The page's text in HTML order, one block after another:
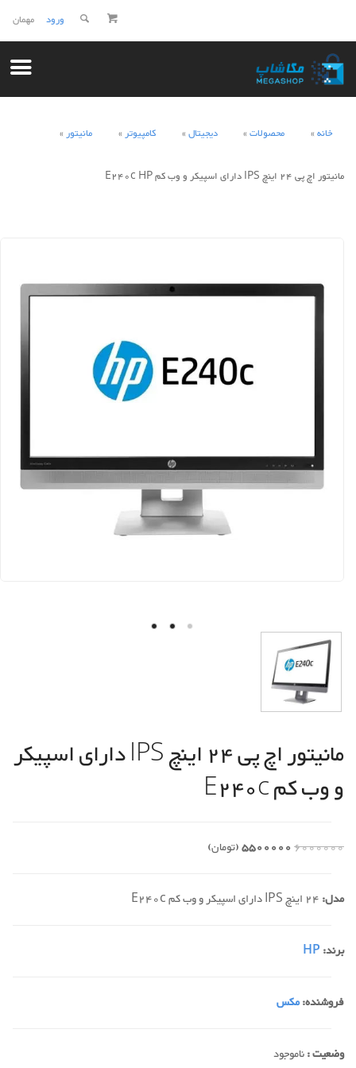
مهمان ورود
خانه محصولات دیجیتال کامپیوتر مانیتور
مانیتور اچ پی 24 اینچ IPS دارای اسپیکر و وب کم E240c HP
مانیتور اچ پی 24 اینچ IPS دارای اسپیکر
و وب کم E240c
6000000
5500000(تومان)
مدل:24 اینچ IPS دارای اسپیکر و وب کم E240c
برند:HP
فروشنده:مکس
وضعیت :ناموجود